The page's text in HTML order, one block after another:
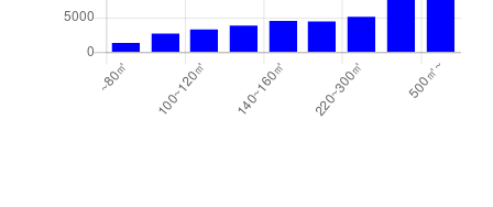
長洲本通
4,600万円
尼崎(ＪＲ)
長洲本通
2,900万円
尼崎(ＪＲ)
2,100万円
園田